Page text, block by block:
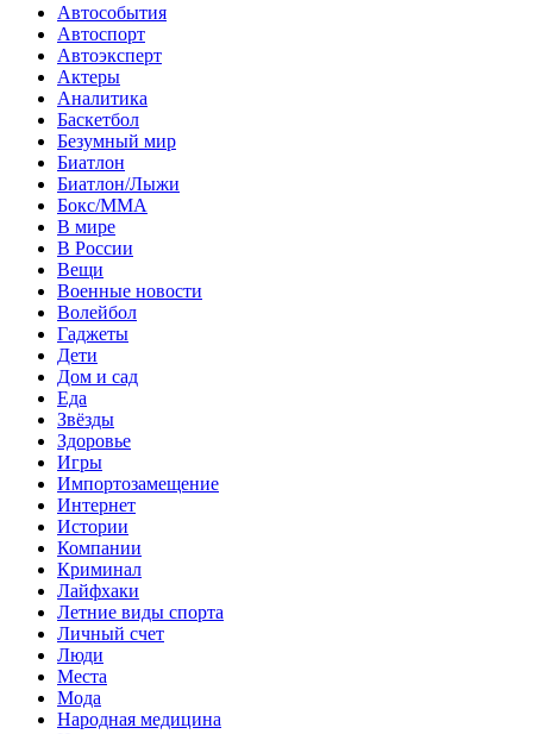
Автособытия
Автоспорт
Автоэксперт
Актеры
Аналитика
Баскетбол
Безумный мир
Биатлон
Биатлон/Лыжи
Бокс/MMA
В мире
В России
Вещи
Военные новости
Волейбол
Гаджеты
Дети
Дом и сад
Еда
Звёзды
Здоровье
Игры
Импортозамещение
Интернет
Истории
Компании
Криминал
Лайфхаки
Летние виды спорта
Личный счет
Люди
Места
Мода
Народная медицина